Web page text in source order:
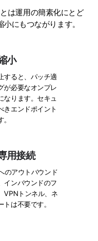
は運用の簡素化にとど
にもつながります。
小
すると、パッチ適
が必要なオンプレ
なります。セキュ
きエンドポイント
用接続
のアウトバウンド
インバウンドのフ
VPNトンネル、ネ
は不要です。